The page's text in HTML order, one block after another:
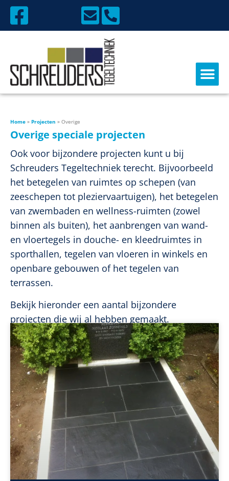
Home » Projecten » Overige
Overige speciale projecten
Ook voor bijzondere projecten kunt u bij
Schreuders Tegeltechniek terecht. Bijvoorbeeld
het betegelen van ruimtes op schepen (van
zeeschepen tot pleziervaartuigen), het betegelen
van zwembaden en wellness-ruimten (zowel
binnen als buiten), het aanbrengen van wand-
en vloertegels in douche- en kleedruimtes in
sporthallen, tegelen van vloeren in winkels en
openbare gebouwen of het tegelen van
terrassen.
Bekijk hieronder een aantal bijzondere
projecten die wij al hebben gemaakt.